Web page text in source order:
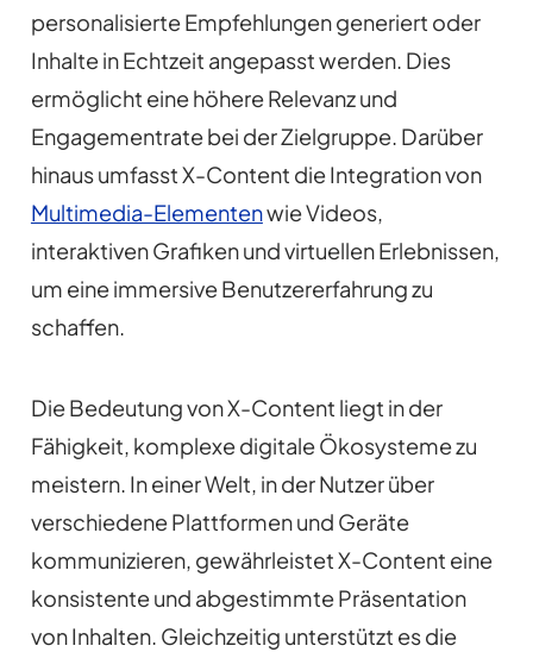
personalisierte Empfehlungen generiert oder
Inhalte in Echtzeit angepasst werden. Dies
ermöglicht eine höhere Relevanz und
Engagementrate bei der Zielgruppe. Darüber
hinaus umfasst X-Content die Integration von
Multimedia-Elementenwie Videos,
interaktiven Grafiken und virtuellen Erlebnissen,
um eine immersive Benutzererfahrung zu
schaffen.
Die Bedeutung von X-Content liegt in der
Fähigkeit, komplexe digitale Ökosysteme zu
meistern. In einer Welt, in der Nutzer über
verschiedene Plattformen und Geräte
kommunizieren, gewährleistet X-Content eine
konsistente und abgestimmte Präsentation
von Inhalten. Gleichzeitig unterstützt es die